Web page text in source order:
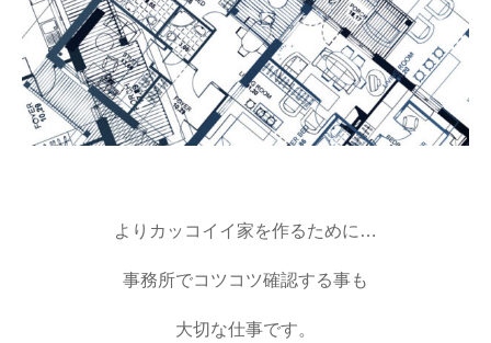
よりカッコイイ家を作るために…
事務所でコツコツ確認する事も
大切な仕事です。